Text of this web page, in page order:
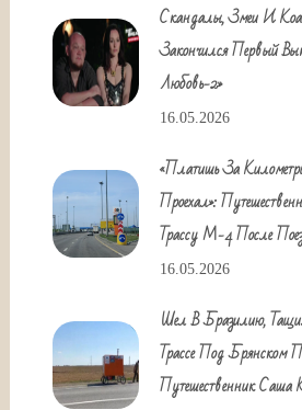
Скандалы, Змеи И
Закончился Первый
Любовь-2»
16.05.2026
«Платишь За
Проехал»:
Трассу М-4 После
16.05.2026
Шел В Бразилию,
Трассе Под Брянском
Путешественник Саша